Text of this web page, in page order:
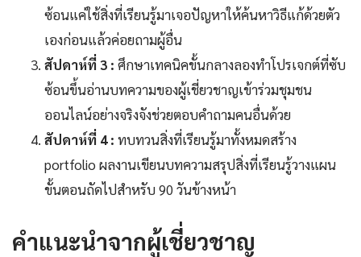
ซ้อนแค่ใช้สิ่งที่เรียนรู้มาเจอปัญหาให้ค้นหาวิธีแก้ด้วยตัว
เองก่อนแล้วค่อยถามผู้อื่น
สัปดาห์ที่ 3 : ศึกษาเทคนิคขั้นกลางลองทำโปรเจกต์ที่ซับ
ซ้อนขึ้นอ่านบทความของผู้เชี่ยวชาญเข้าร่วมชุมชน
ออนไลน์อย่างจริงจังช่วยตอบคำถามคนอื่นด้วย
สัปดาห์ที่ 4 : ทบทวนสิ่งที่เรียนรู้มาทั้งหมดสร้าง
portfolio ผลงานเขียนบทความสรุปสิ่งที่เรียนรู้วางแผน
ขั้นตอนถัดไปสำหรับ 90 วันข้างหน้า
คำแนะนำจากผู้เชี่ยวชาญ